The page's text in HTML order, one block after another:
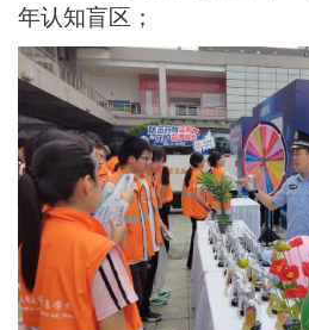
年认知盲区；